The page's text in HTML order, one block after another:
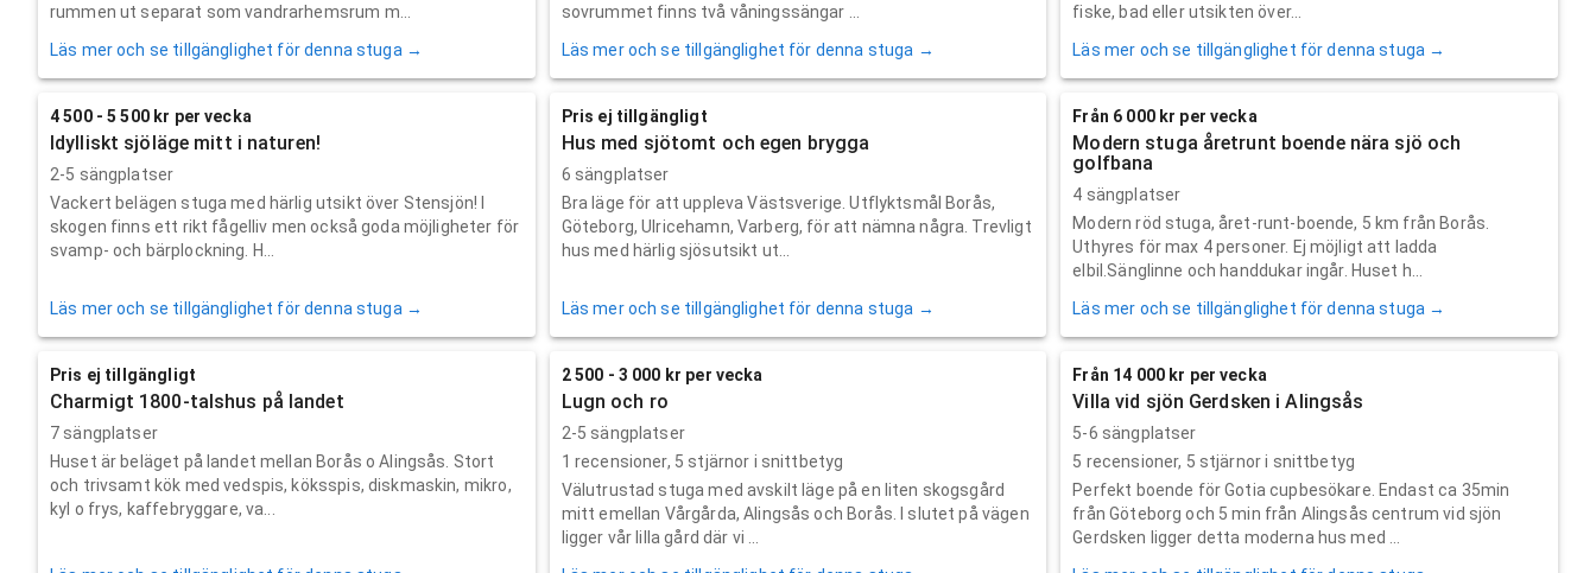
rummen ut separat som vandrarhemsrum m...
Läs mer och se tillgänglighet för denna stuga →
sovrummet finns två våningssängar ...
Läs mer och se tillgänglighet för denna stuga →
fiske, bad eller utsikten över...
Läs mer och se tillgänglighet för denna stuga →
4 500 - 5 500 kr per vecka
Idylliskt sjöläge mitt i naturen!
2-5 sängplatser
Vackert belägen stuga med härlig utsikt över Stensjön! I
skogen finns ett rikt fågelliv men också goda möjligheter för
svamp- och bärplockning. H...
Läs mer och se tillgänglighet för denna stuga →
Pris ej tillgängligt
Hus med sjötomt och egen brygga
6 sängplatser
Bra läge för att uppleva Västsverige. Utflyktsmål Borås,
Göteborg, Ulricehamn, Varberg, för att nämna några. Trevligt
hus med härlig sjösutsikt ut...
Läs mer och se tillgänglighet för denna stuga →
Från 6 000 kr per vecka
Modern stuga åretrunt boende nära sjö och
golfbana
4 sängplatser
Modern röd stuga, året-runt-boende, 5 km från Borås.
Uthyres för max 4 personer. Ej möjligt att ladda
elbil.Sänglinne och handdukar ingår. Huset h...
Läs mer och se tillgänglighet för denna stuga →
Pris ej tillgängligt
Charmigt 1800-talshus på landet
7 sängplatser
Huset är beläget på landet mellan Borås o Alingsås. Stort
och trivsamt kök med vedspis, köksspis, diskmaskin, mikro,
kyl o frys, kaffebryggare, va...
2 500 - 3 000 kr per vecka
Lugn och ro
2-5 sängplatser
1 recensioner, 5 stjärnor i snittbetyg
Välutrustad stuga med avskilt läge på en liten skogsgård
mitt emellan Vårgårda, Alingsås och Borås. I slutet på vägen
ligger vår lilla gård där vi ...
Från 14 000 kr per vecka
Villa vid sjön Gerdsken i Alingsås
5-6 sängplatser
5 recensioner, 5 stjärnor i snittbetyg
Perfekt boende för Gotia cupbesökare. Endast ca 35min
från Göteborg och 5 min från Alingsås centrum vid sjön
Gerdsken ligger detta moderna hus med ...